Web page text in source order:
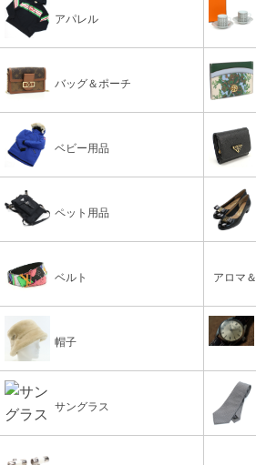
アパレル
バッグ＆ポーチ
ベビー用品
ペット用品
ベルト アロマ
帽子
サングラス